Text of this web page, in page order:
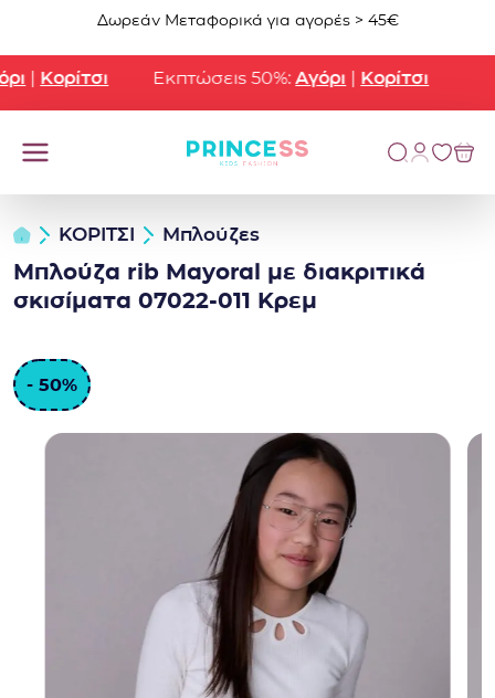
Μετάβαση στο περιεχόμενο
Δωρεάν Μεταφορικά για αγορές > 45€
|Κορίτσι Εκπτώσεις 50%:Αγόρι|Κορίτσι
ΚΟΡΙΤΣΙ Μπλούζες
Μπλούζα rib Mayoral με διακριτικά
σκισίματα 07022-011 Κρεμ
- 50%